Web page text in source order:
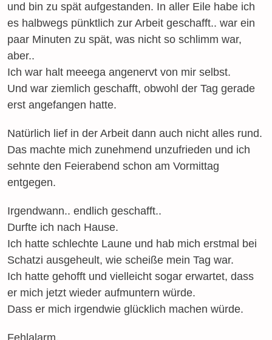
und bin zu spät aufgestanden. In aller Eile habe ich
es halbwegs pünktlich zur Arbeit geschafft.. war ein
paar Minuten zu spät, was nicht so schlimm war,
aber..
Ich war halt meeega angenervt von mir selbst.
Und war ziemlich geschafft, obwohl der Tag gerade
erst angefangen hatte.
Natürlich lief in der Arbeit dann auch nicht alles rund.
Das machte mich zunehmend unzufrieden und ich
sehnte den Feierabend schon am Vormittag
entgegen.
Irgendwann.. endlich geschafft..
Durfte ich nach Hause.
Ich hatte schlechte Laune und hab mich erstmal bei
Schatzi ausgeheult, wie scheiße mein Tag war.
Ich hatte gehofft und vielleicht sogar erwartet, dass
er mich jetzt wieder aufmuntern würde.
Dass er mich irgendwie glücklich machen würde.
Fehlalarm.